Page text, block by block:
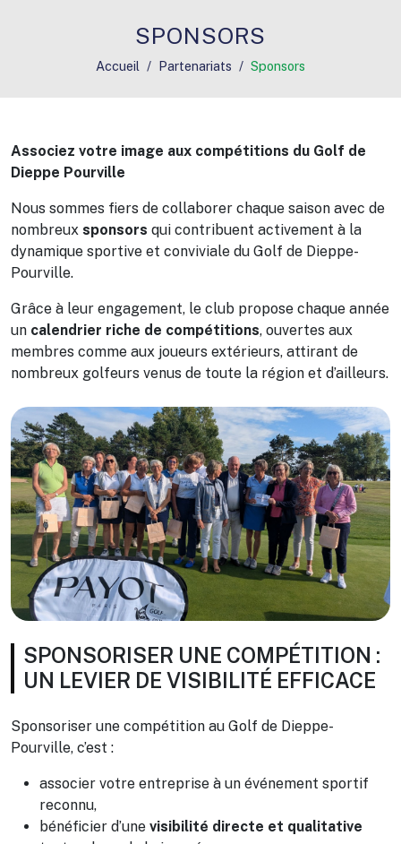
SPONSORS
Accueil Partenariats Sponsors
Associez votre image aux compétitions du Golf de
Dieppe Pourville
Nous sommes fiers de collaborer chaque saison avec de
nombreux sponsors qui contribuent activement à la
dynamique sportive et conviviale du Golf de Dieppe-
Pourville.
Grâce à leur engagement, le club propose chaque année
un calendrier riche de compétitions, ouvertes aux
membres comme aux joueurs extérieurs, attirant de
nombreux golfeurs venus de toute la région et d’ailleurs.
SPONSORISER UNE COMPÉTITION :
UN LEVIER DE VISIBILITÉ EFFICACE
Sponsoriser une compétition au Golf de Dieppe-
Pourville, c’est :
associer votre entreprise à un événement sportif
reconnu,
bénéficier d’une visibilité directe et qualitative